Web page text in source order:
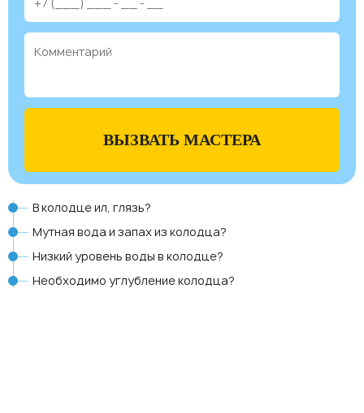
ВЫЗВАТЬ МАСТЕРА
В колодце ил, глязь?
Мутная вода и запах из колодца?
Низкий уровень воды в колодце?
Необходимо углубление колодца?